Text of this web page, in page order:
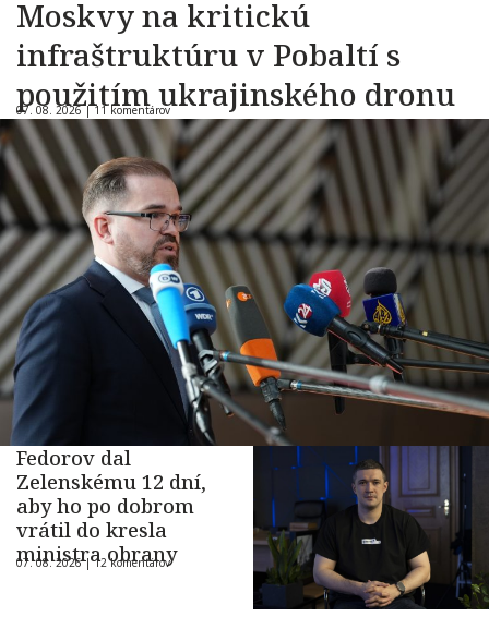
Moskvy na kritickú
infraštruktúru v Pobaltí s
použitím ukrajinského dronu
07. 08. 2026 |11 komentárov
Fedorov dal
Zelenskému 12 dní,
aby ho po dobrom
vrátil do kresla
ministra obrany
07. 08. 2026 |12 komentárov